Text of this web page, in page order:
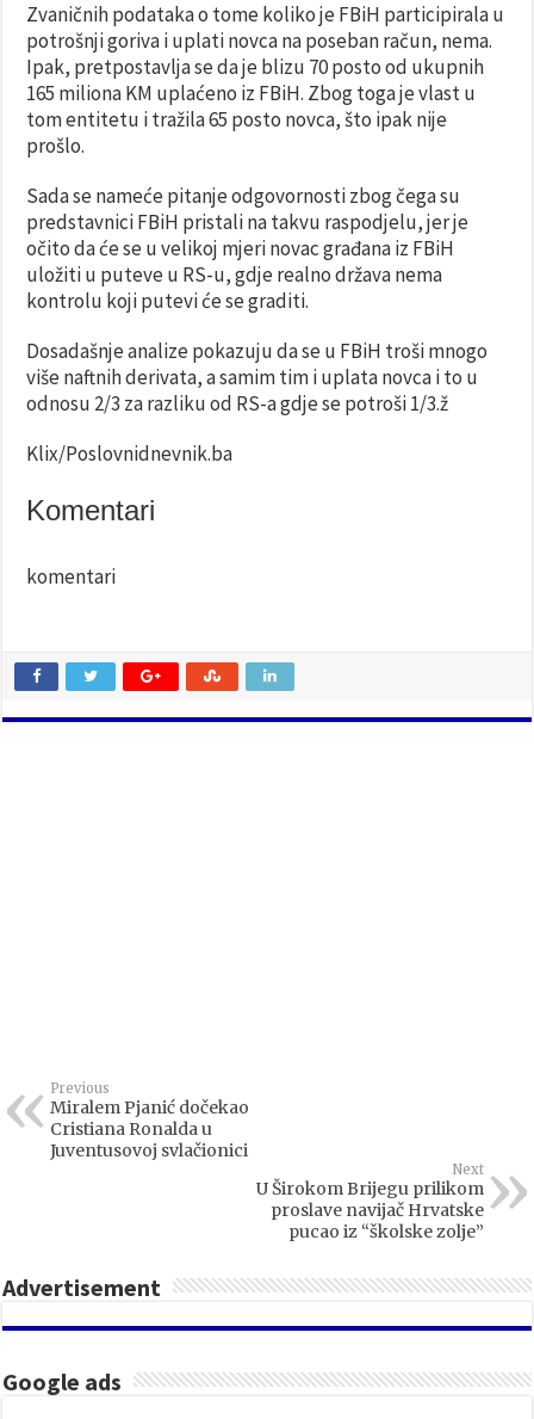
Zvaničnih podataka o tome koliko je FBiH participirala u
potrošnji goriva i uplati novca na poseban račun, nema.
Ipak, pretpostavlja se da je blizu 70 posto od ukupnih
165 miliona KM uplaćeno iz FBiH. Zbog toga je vlast u
tom entitetu i tražila 65 posto novca, što ipak nije
prošlo.
Sada se nameće pitanje odgovornosti zbog čega su
predstavnici FBiH pristali na takvu raspodjelu, jer je
očito da će se u velikoj mjeri novac građana iz FBiH
uložiti u puteve u RS-u, gdje realno država nema
kontrolu koji putevi će se graditi.
Dosadašnje analize pokazuju da se u FBiH troši mnogo
više naftnih derivata, a samim tim i uplata novca i to u
odnosu 2/3 za razliku od RS-a gdje se potroši 1/3.ž
Klix/Poslovnidnevnik.ba
Komentari
komentari
Previous
Miralem Pjanić dočekao
Cristiana Ronalda u
Juventusovoj svlačionici
Next
U Širokom Brijegu prilikom
proslave navijač Hrvatske
pucao iz “školske zolje”
Advertisement
Google ads